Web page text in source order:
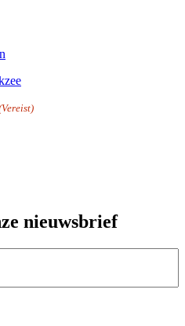
nieuwsbrief